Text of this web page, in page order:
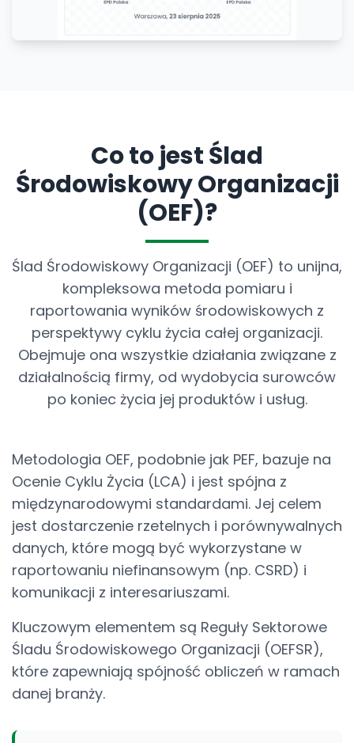
Co to jest Ślad
Środowiskowy Organizacji
(OEF)?
Ślad Środowiskowy Organizacji (OEF) to unijna,
kompleksowa metoda pomiaru i
raportowania wyników środowiskowych z
perspektywy cyklu życia całej organizacji.
Obejmuje ona wszystkie działania związane z
działalnością firmy, od wydobycia surowców
po koniec życia jej produktów i usług.
Metodologia OEF, podobnie jak PEF, bazuje na
Ocenie Cyklu Życia (LCA) i jest spójna z
międzynarodowymi standardami. Jej celem
jest dostarczenie rzetelnych i porównywalnych
danych, które mogą być wykorzystane w
raportowaniu niefinansowym (np. CSRD) i
komunikacji z interesariuszami.
Kluczowym elementem są Reguły Sektorowe
Śladu Środowiskowego Organizacji (OEFSR),
które zapewniają spójność obliczeń w ramach
danej branży.